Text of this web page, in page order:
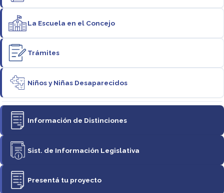
La Escuela en el Concejo
Trámites
Niños y Niñas Desaparecidos
Información de Distinciones
Sist. de Información Legislativa
Presentá tu proyecto